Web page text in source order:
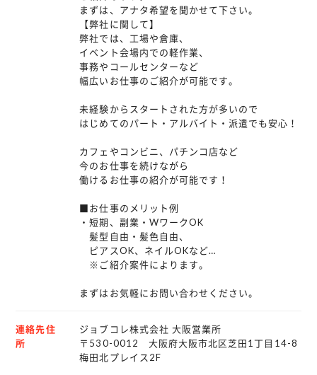
まずは、アナタ希望を聞かせて下さい。
【弊社に関して】
弊社では、工場や倉庫、
イベント会場内での軽作業、
事務やコールセンターなど
幅広いお仕事のご紹介が可能です。
未経験からスタートされた方が多いので
はじめてのパート・アルバイト・派遣でも安心！
カフェやコンビニ、パチンコ店など
今のお仕事を続けながら
働けるお仕事の紹介が可能です！
■お仕事のメリット例
・短期、副業・WワークOK
髪型自由・髪色自由、
ピアスOK、ネイルOKなど…
※ご紹介案件によります。
まずはお気軽にお問い合わせください。
連絡先住
所
ジョブコレ株式会社 大阪営業所
〒530-0012 大阪府大阪市北区芝田1丁目14-8
梅田北プレイス2F